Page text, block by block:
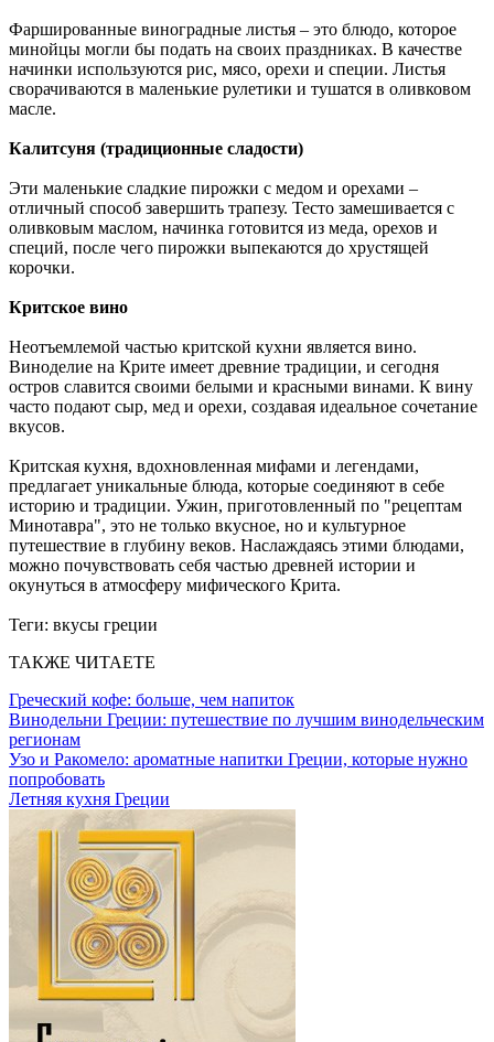
Фаршированные виноградные листья – это блюдо, которое
минойцы могли бы подать на своих праздниках. В качестве
начинки используются рис, мясо, орехи и специи. Листья
сворачиваются в маленькие рулетики и тушатся в оливковом
масле.
Калитсуня (традиционные сладости)
Эти маленькие сладкие пирожки с медом и орехами –
отличный способ завершить трапезу. Тесто замешивается с
оливковым маслом, начинка готовится из меда, орехов и
специй, после чего пирожки выпекаются до хрустящей
корочки.
Критское вино
Неотъемлемой частью критской кухни является вино.
Виноделие на Крите имеет древние традиции, и сегодня
остров славится своими белыми и красными винами. К вину
часто подают сыр, мед и орехи, создавая идеальное сочетание
вкусов.
Критская кухня, вдохновленная мифами и легендами,
предлагает уникальные блюда, которые соединяют в себе
историю и традиции. Ужин, приготовленный по "рецептам
Минотавра", это не только вкусное, но и культурное
путешествие в глубину веков. Наслаждаясь этими блюдами,
можно почувствовать себя частью древней истории и
окунуться в атмосферу мифического Крита.
Теги: вкусы греции
ТАКЖЕ ЧИТАЕТЕ
Греческий кофе: больше, чем напиток
Винодельни Греции: путешествие по лучшим винодельческим
регионам
Узо и Ракомело: ароматные напитки Греции, которые нужно
попробовать
Летняя кухня Греции